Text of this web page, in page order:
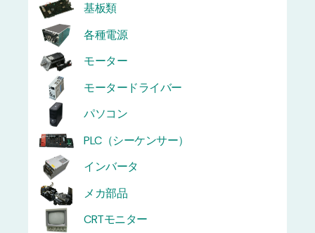
基板類
各種電源
モーター
モータードライバー
パソコン
PLC（シーケンサー）
インバータ
メカ部品
CRTモニター